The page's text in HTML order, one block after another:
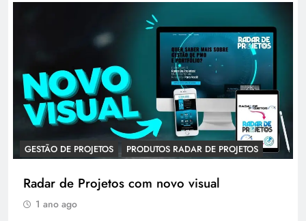
GESTÃO DE PROJETOS PRODUTOS RADAR DE PROJETOS
Radar de Projetos com novo visual
1 ano ago